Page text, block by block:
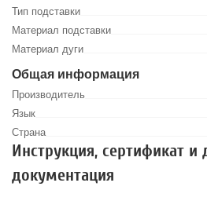
Тип подставки
Материал подставки
Материал дуги
Общая информация
Производитель
Язык
Страна
Инструкция, сертификат и
документация